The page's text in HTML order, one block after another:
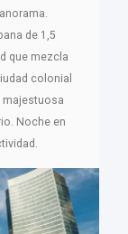
de 1,5
que mezcla
colonial
majestuosa
Noche en